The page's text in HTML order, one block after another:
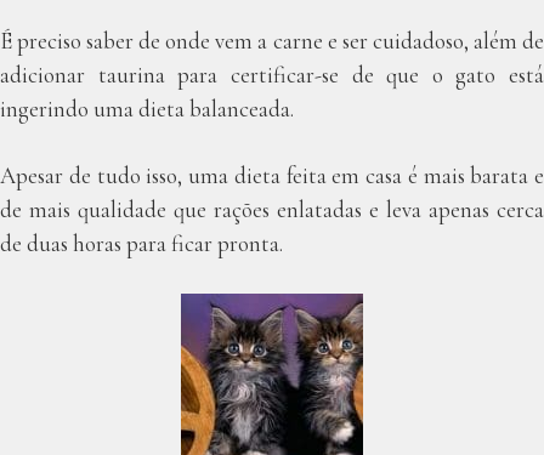
É preciso saber de onde vem a carne e ser cuidadoso, além de
adicionar taurina para certificar-se de que o gato está
ingerindo uma dieta balanceada.
Apesar de tudo isso, uma dieta feita em casa é mais barata e
de mais qualidade que rações enlatadas e leva apenas cerca
de duas horas para ficar pronta.